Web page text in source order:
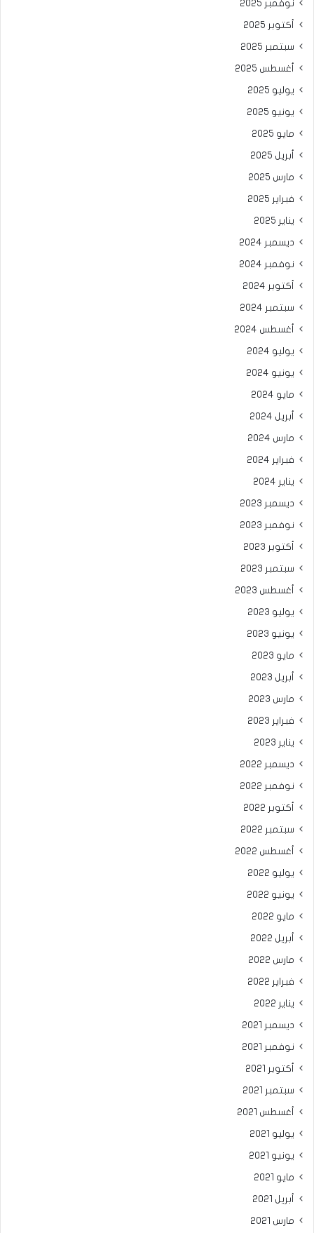
نوفمبر 2025
أكتوبر 2025
سبتمبر 2025
أغسطس 2025
يوليو 2025
يونيو 2025
مايو 2025
أبريل 2025
مارس 2025
فبراير 2025
يناير 2025
ديسمبر 2024
نوفمبر 2024
أكتوبر 2024
سبتمبر 2024
أغسطس 2024
يوليو 2024
يونيو 2024
مايو 2024
أبريل 2024
مارس 2024
فبراير 2024
يناير 2024
ديسمبر 2023
نوفمبر 2023
أكتوبر 2023
سبتمبر 2023
أغسطس 2023
يوليو 2023
يونيو 2023
مايو 2023
أبريل 2023
مارس 2023
فبراير 2023
يناير 2023
ديسمبر 2022
نوفمبر 2022
أكتوبر 2022
سبتمبر 2022
أغسطس 2022
يوليو 2022
يونيو 2022
مايو 2022
أبريل 2022
مارس 2022
فبراير 2022
يناير 2022
ديسمبر 2021
نوفمبر 2021
أكتوبر 2021
سبتمبر 2021
أغسطس 2021
يوليو 2021
يونيو 2021
مايو 2021
أبريل 2021
مارس 2021